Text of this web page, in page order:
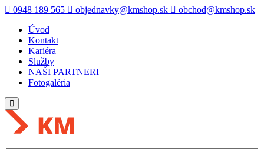
0948 189 565 objednavky@kmshop.sk
obchod@kmshop.sk
Úvod
Kontakt
Kariéra
Služby
NAŠI PARTNERI
Fotogaléria